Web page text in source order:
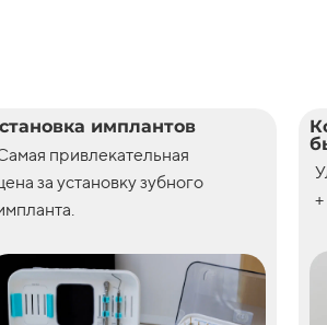
имплантов
амая привлекательная
за установкузубного